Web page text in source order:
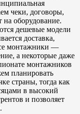
чеки, договоры,
на оборудование.
дешевые модели
доставка,
монтажники —
а некоторые даже
монтажников
планировать
страны, тогда как
в высокий
и позволяет